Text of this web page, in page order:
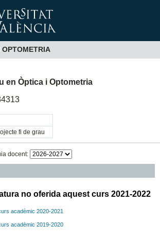
OPTOMETRIA
en Òptica i Optometria
fi de grau
docent:
no oferida aquest curs 2021-2022
acadèmic 2020-2021
acadèmic 2019-2020